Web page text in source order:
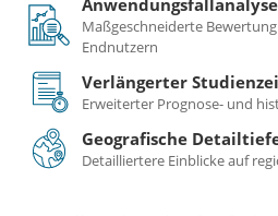
Maßgeschneiderte
Endnutzern
Verlängerter
Erweiterter Prognose- und
Geografische
Detailliertere Einblicke auf